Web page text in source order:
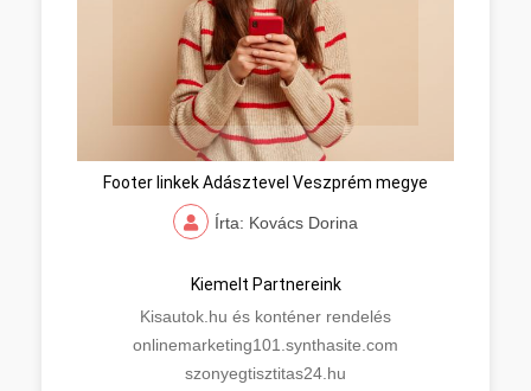
Footer linkek Adásztevel Veszprém megye
Írta: Kovács Dorina
Kiemelt Partnereink
Kisautok.hu és konténer rendelés
onlinemarketing101.synthasite.com
szonyegtisztitas24.hu